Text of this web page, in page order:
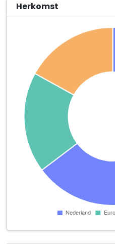
FIBITO Holding B.V.
Global Tolkdiensten
Sparstraat 8
La cave du boulanger
Eikstraat 37
PostMO Transport en
Ganzeweide 30
R. Jennekens
Passartweg 35 B
SoLo Cool
Iepenstraat 3
Herkomst